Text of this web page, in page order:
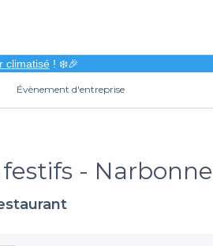
climatisé! ❄️🎉
Évènement d'entreprise
- Narbonne